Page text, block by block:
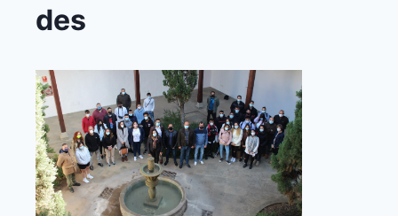
des